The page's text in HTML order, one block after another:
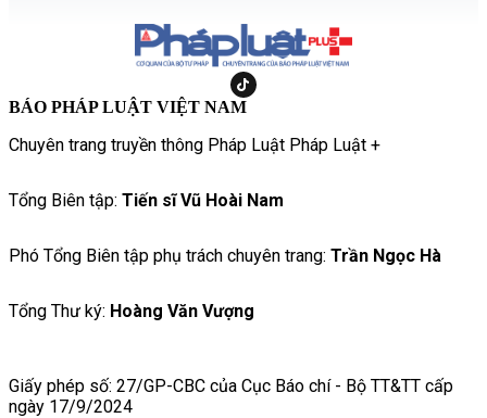
BÁO PHÁP LUẬT VIỆT NAM
Chuyên trang truyền thông Pháp Luật Pháp Luật +
Tổng Biên tập: Tiến sĩ Vũ Hoài Nam
Phó Tổng Biên tập phụ trách chuyên trang: Trần Ngọc Hà
Tổng Thư ký: Hoàng Văn Vượng
Giấy phép số: 27/GP-CBC của Cục Báo chí - Bộ TT&TT cấp
ngày 17/9/2024